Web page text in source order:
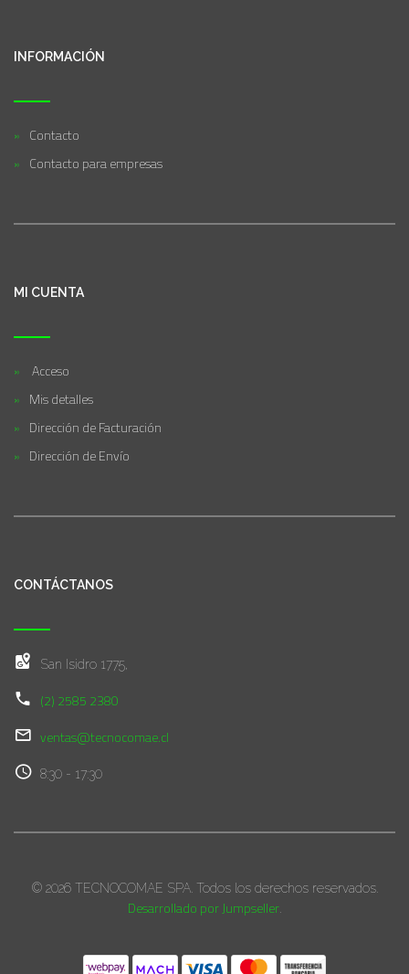
INFORMACIÓN
Contacto
Contacto para empresas
MI CUENTA
Acceso
Mis detalles
Dirección de Facturación
Dirección de Envío
CONTÁCTANOS
San Isidro 1775,
(2) 2585 2380
ventas@tecnocomae.cl
8:30 - 17:30
© 2026 TECNOCOMAE SPA. Todos los derechos reservados.
Desarrollado por Jumpseller